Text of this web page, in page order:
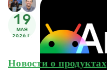
19
МАЯ
2026 Г.
Новости о продуктах